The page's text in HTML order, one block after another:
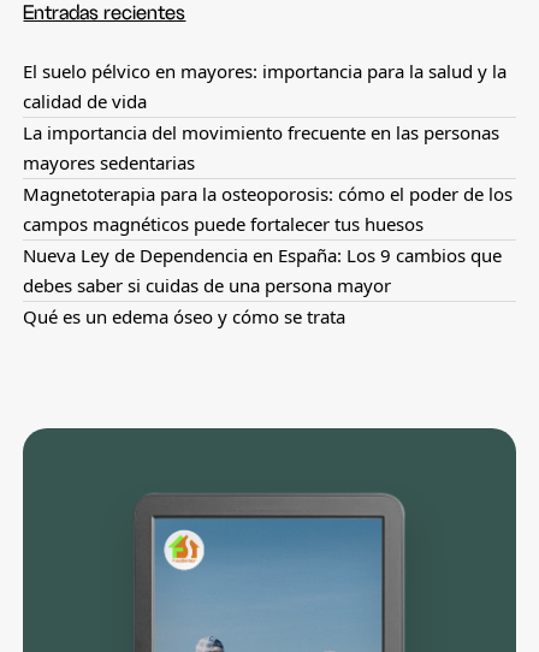
Entradas recientes
El suelo pélvico en mayores: importancia para la salud y la
calidad de vida
La importancia del movimiento frecuente en las personas
mayores sedentarias
Magnetoterapia para la osteoporosis: cómo el poder de los
campos magnéticos puede fortalecer tus huesos
Nueva Ley de Dependencia en España: Los 9 cambios que
debes saber si cuidas de una persona mayor
Qué es un edema óseo y cómo se trata